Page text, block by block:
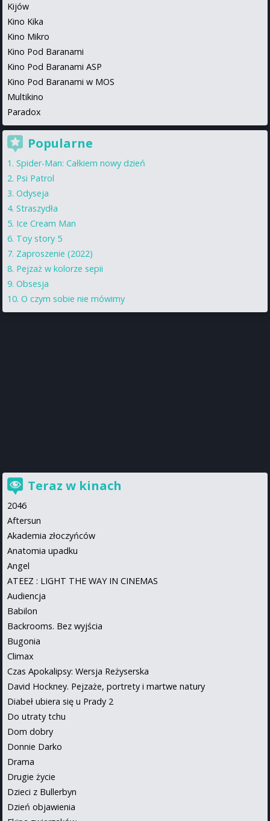
Kijów
Kino Kika
Kino Mikro
Kino Pod Baranami
Kino Pod Baranami ASP
Kino Pod Baranami w MOS
Multikino
Paradox
Popularne
Spider-Man: Całkiem nowy dzień
Psi Patrol
Odyseja
Straszydła
Ice Cream Man
Toy story 5
Zaproszenie (2022)
Pejzaż w kolorze sepii
Obsesja
O czym sobie nie mówimy
Teraz w kinach
2046
Aftersun
Akademia złoczyńców
Anatomia upadku
Angel
ATEEZ : LIGHT THE WAY IN CINEMAS
Audiencja
Babilon
Backrooms. Bez wyjścia
Bugonia
Climax
Czas Apokalipsy: Wersja Reżyserska
David Hockney. Pejzaże, portrety i martwe natury
Diabeł ubiera się u Prady 2
Do utraty tchu
Dom dobry
Donnie Darko
Drama
Drugie życie
Dzieci z Bullerbyn
Dzień objawienia